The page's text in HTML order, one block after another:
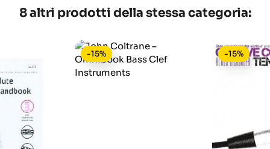
8 altri prodotti della stessa categoria:
-15% -15%